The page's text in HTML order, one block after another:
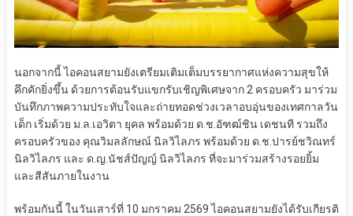
นอกจากนี้ ไอคอนสยามยังเตรียมเติมเต็มบรรยากาศแห่งความสุขให้
คึกคักยิ่งขึ้น ด้วยการต้อนรับแขกรับเชิญพิเศษจาก 2 ครอบครัว มาร่วม
บันทึกภาพความประทับใจและถ่ายทอดช่วงเวลาอบอุ่นของเทศกาลวัน
เด็ก เริ่มด้วย ม.ล.เอวิตา ยุคล พร้อมด้วย ด.ช.อัฑฒ์ชิน เดชนที รวมถึง
ครอบครัวของ คุณวิมลลักษณ์ นิลวิไลภร พร้อมด้วย ด.ช.ปารย์ชวิณทร์
นิลวิไลภร และ ด.ญ.นัชส์ปัญญ์ นิลวิไลภร ที่จะมาร่วมสร้างรอยยิ้ม
และสีสันภายในงาน
พร้อมกันนี้ ในวันเสาร์ที่ 10 มกราคม 2569 ไอคอนสยามยังได้รับเกียรติ